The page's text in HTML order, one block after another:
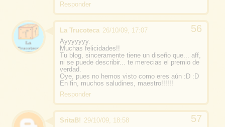
Responder
La Trucoteca 26/10/09, 17:07
Ayyyyyyy.
Muchas felicidades!!
Tu blog, sinceramente tiene un diseño que... aff,
ni se puede describir... te merecias el premio de
verdad.
Oye, pues no hemos visto como eres aún :D :D
En fin, muchos saludines, maestro!!!!!!
Responder
SritaB! 29/10/09, 18:58